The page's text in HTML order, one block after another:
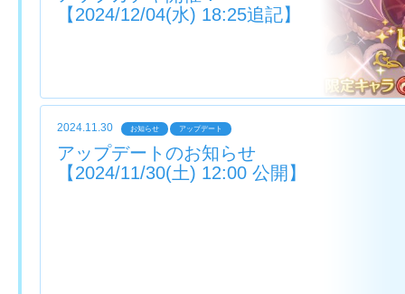
【2024/12/04(水) 18:25追記】
2024.11.30 お知らせ アップデート
アップデートのお知らせ
【2024/11/30(土) 12:00 公開】